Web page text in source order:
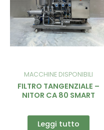
MACCHINE DISPONIBILI
FILTRO TANGENZIALE –
NITOR CA 80 SMART
Leggi tutto